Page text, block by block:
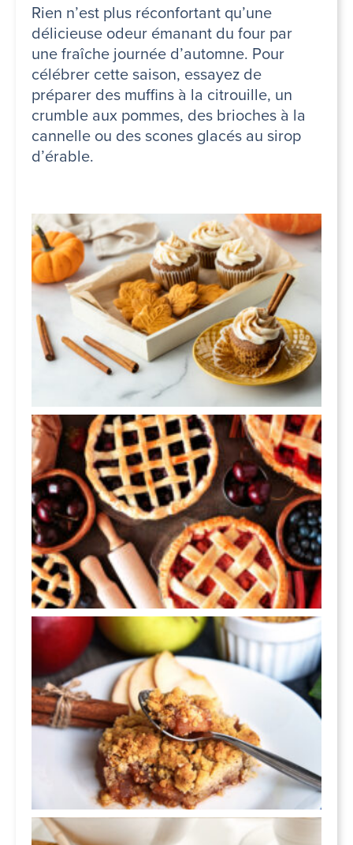
Rien n’est plus réconfortant qu’une
délicieuse odeur émanant du four par
une fraîche journée d’automne. Pour
célébrer cette saison, essayez de
préparer des muffins à la citrouille, un
crumble aux pommes, des brioches à la
cannelle ou des scones glacés au sirop
d’érable.